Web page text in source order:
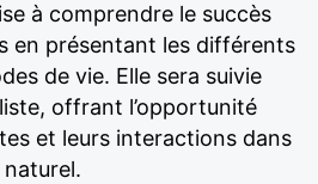
à comprendre le succès
en présentant les différents
de vie. Elle sera suivie
offrant l’opportunité
et leurs interactions dans